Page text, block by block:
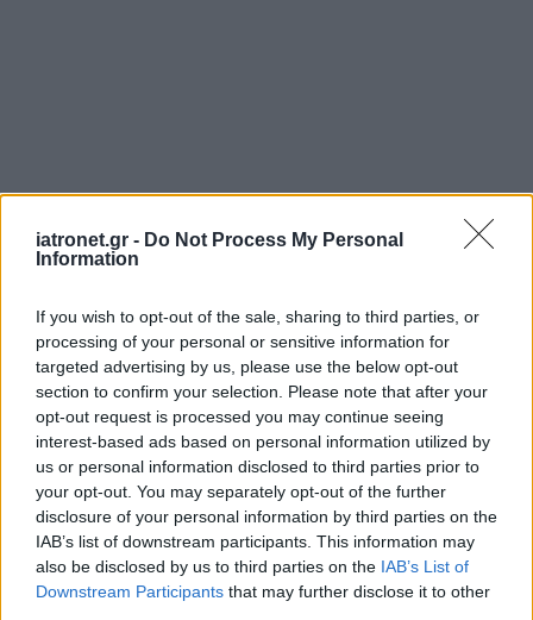
iatronet.gr - Do Not Process My Personal
Information
If you wish to opt-out of the sale, sharing to third parties, or
processing of your personal or sensitive information for
targeted advertising by us, please use the below opt-out
section to confirm your selection. Please note that after your
opt-out request is processed you may continue seeing
interest-based ads based on personal information utilized by
us or personal information disclosed to third parties prior to
your opt-out. You may separately opt-out of the further
disclosure of your personal information by third parties on the
IAB’s list of downstream participants. This information may
also be disclosed by us to third parties on the IAB’s List of
Downstream Participants that may further disclose it to other